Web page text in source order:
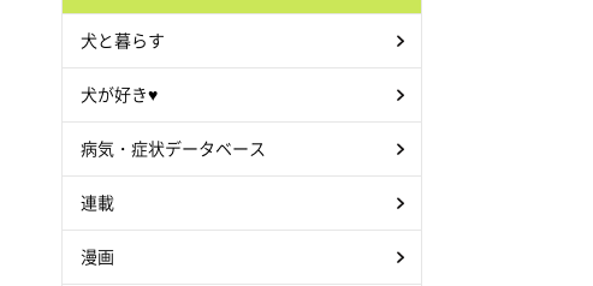
犬と暮らす
犬が好き♥
病気・症状データベース
連載
漫画